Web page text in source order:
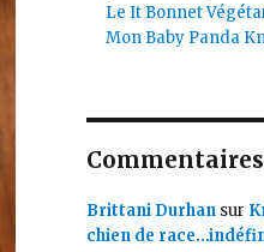
Le It Bonnet
Mon Baby Panda
Brittani Durhansur
chien de